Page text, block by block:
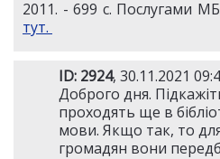
2011. - 699 с. Послугами
тут.
ID: 2924, 30.11.2021
Доброго дня.
проходять ще в
мови. Якщо так, то
громадян вони